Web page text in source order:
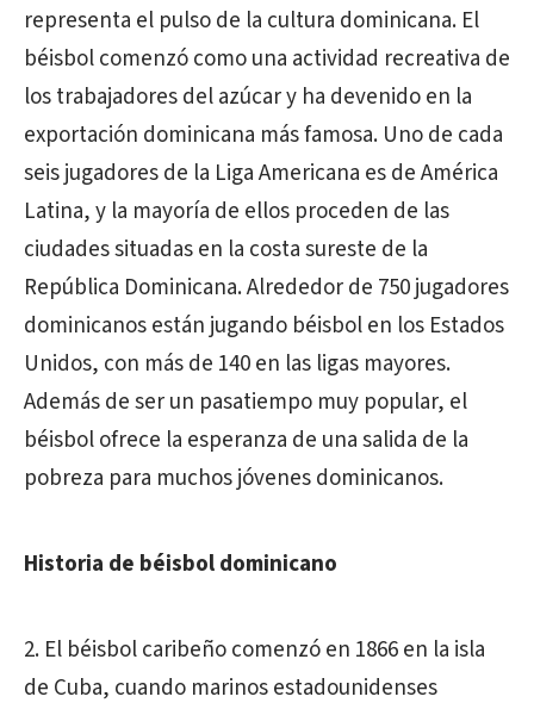
representa el pulso de la cultura dominicana. El
béisbol comenzó como una actividad recreativa de
los trabajadores del azúcar y ha devenido en la
exportación dominicana más famosa. Uno de cada
seis jugadores de la Liga Americana es de América
Latina, y la mayoría de ellos proceden de las
ciudades situadas en la costa sureste de la
República Dominicana. Alrededor de 750 jugadores
dominicanos están jugando béisbol en los Estados
Unidos, con más de 140 en las ligas mayores.
Además de ser un pasatiempo muy popular, el
béisbol ofrece la esperanza de una salida de la
pobreza para muchos jóvenes dominicanos.
Historia de béisbol dominicano
2. El béisbol caribeño comenzó en 1866 en la isla
de Cuba, cuando marinos estadounidenses